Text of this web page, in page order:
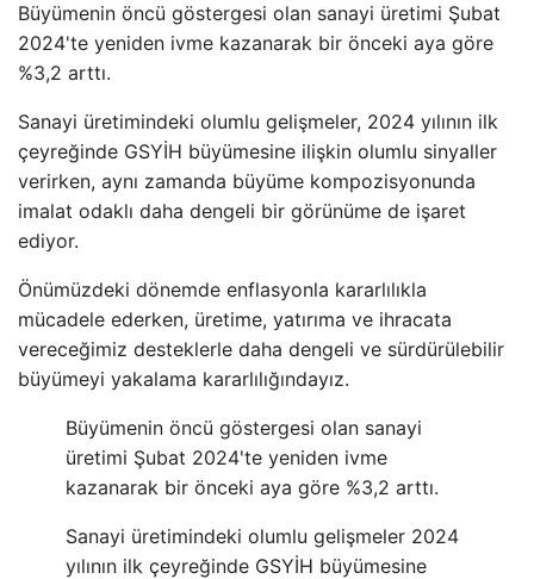
Büyümenin öncü göstergesi olan sanayi üretimi Şubat
2024'te yeniden ivme kazanarak bir önceki aya göre
%3,2 arttı.
Sanayi üretimindeki olumlu gelişmeler, 2024 yılının ilk
çeyreğinde GSYİH büyümesine ilişkin olumlu sinyaller
verirken, aynı zamanda büyüme kompozisyonunda
imalat odaklı daha dengeli bir görünüme de işaret
ediyor.
Önümüzdeki dönemde enflasyonla kararlılıkla
mücadele ederken, üretime, yatırıma ve ihracata
vereceğimiz desteklerle daha dengeli ve sürdürülebilir
büyümeyi yakalama kararlılığındayız.
Büyümenin öncü göstergesi olan sanayi
üretimi Şubat 2024'te yeniden ivme
kazanarak bir önceki aya göre %3,2 arttı.
Sanayi üretimindeki olumlu gelişmeler 2024
yılının ilk çeyreğinde GSYİH büyümesine